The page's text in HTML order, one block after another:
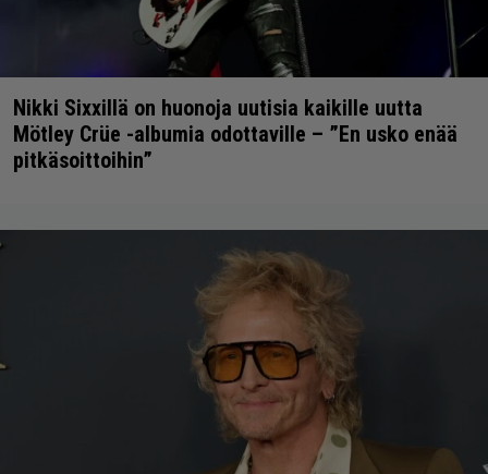
Nikki Sixxillä on huonoja uutisia kaikille uutta
Mötley Crüe -albumia odottaville – ”En usko enää
pitkäsoittoihin”